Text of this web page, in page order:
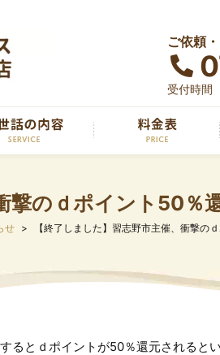
ご依頼
受付時
撃のｄポイント50％
せ 【終了しました】習志野市主催、衝撃の
るとｄポイントが50％還元されると